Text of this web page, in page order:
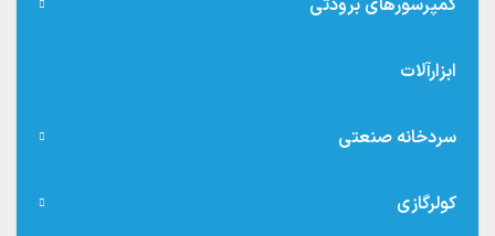
کمپرسورهای برودتی
ابزارآلات
سردخانه صنعتی
کولرگازی